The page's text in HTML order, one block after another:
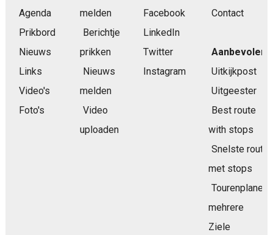
Agenda
Prikbord
Nieuws
Links
Video's
Foto's
melden
Berichtje
prikken
Nieuws
melden
Video
uploaden
Facebook
LinkedIn
Twitter
Instagram
Contact
Aanbevolen
Uitkijkpost
Uitgeester
Best route
with stops
Snelste route
met stops
Tourenplaner
mehrere
Ziele